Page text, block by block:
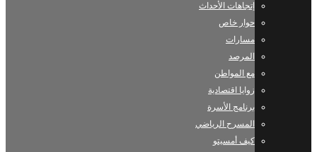
إتجاهات الأحداث
حوار خاص
مسارات
المرصد
مع المواطن
زوايا اقتصادية
برنامج الأسرة
المسرح الرياضي
كيف أمسيتو